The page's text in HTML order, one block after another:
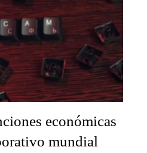
económicas
mundial